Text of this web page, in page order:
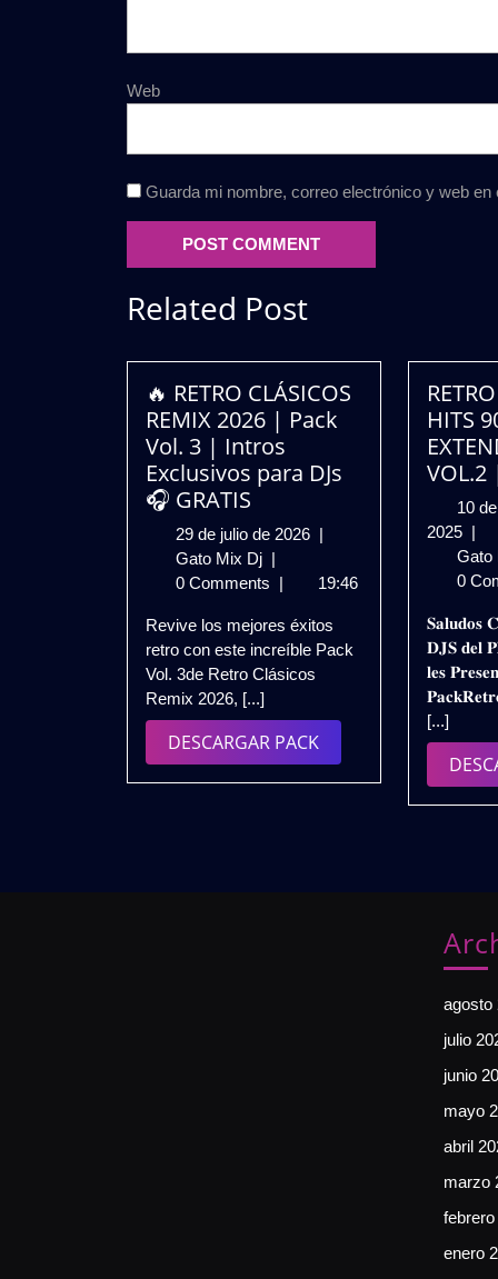
Web
Guarda mi nombre, correo electrónico y web
Related Post
🔥 RETRO CLÁSICOS
REMIX 2026 | Pack
Vol. 3 | Intros
Exclusivos para DJs
🎧 GRATIS
29 de julio de 2026 29
julio
2026
|
Gato Mix Dj 🔥
RETRO
REMIX
2026
|
3
|
0 Comments | 19:46
Revive los mejores éxitos
retro con este increíble Pack
Vol. 3de Retro Clásicos
Remix 2026, [...]
DESCARGAR PACKDESCARGAR
PACK
HITS
10
2025 10
de
|
Gato
0
𝐒𝐚𝐥𝐮𝐝𝐨𝐬
𝐃𝐉𝐒 𝐝𝐞𝐥
𝐥𝐞𝐬
[...]
agosto
julio
junio
mayo
abril
marzo
enero